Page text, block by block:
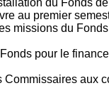
du Fonds
au premier
missions du
pour le
aux